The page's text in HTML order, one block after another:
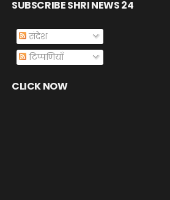
SUBSCRIBE SHRI NEWS 24
संदेश
टिप्पणियाँ
CLICK NOW